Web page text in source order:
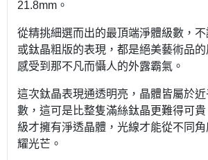
21.8mm。
從精挑細選而出的最頂端淨體級數，
或鈦晶粗版的表現，都是絕美藝術品
感受到那不凡而懾人的外露霸氣。
這次鈦晶表現通透明亮，晶體皆屬於
數，這可是比整隻滿絲鈦晶更難得可
級才擁有淨透晶體，光線才能從不同
耀光芒。